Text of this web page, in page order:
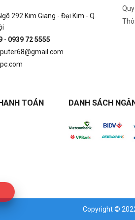
292 Kim Giang - Đại Kim - Q.
- 0939 72 5555
TOÁN DANH SÁCH
Copyright © 2022